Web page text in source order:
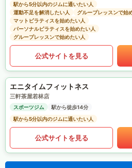
駅から5分以内のジムに通いたい人
運動不足を解消したい人
グループレッスンで始
マットピラティスを始めたい人
パーソナルピラティスを始めたい人
グループレッスンで始めたい人
公式サイトを見る
エニタイムフィットネス
三軒茶屋若林店
スポーツジム
駅から徒歩14分
駅から5分以内のジムに通いたい人
公式サイトを見る